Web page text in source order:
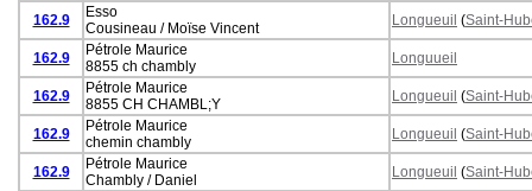
162.9
Esso
Cousineau / Moïse Vincent
Longueuil (Saint-
162.9
Pétrole Maurice
8855 ch chambly
Longuueil
162.9
Pétrole Maurice
8855 CH CHAMBL;Y
Longueuil (Saint-
162.9
Pétrole Maurice
chemin chambly
Longueuil (Saint-
162.9
Pétrole Maurice
Chambly / Daniel
Longueuil (Saint-